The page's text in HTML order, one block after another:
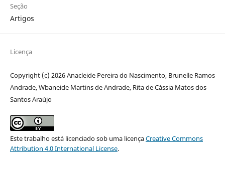
Seção
Artigos
Licença
Copyright (c) 2026 Anacleide Pereira do Nascimento, Brunelle Ramos
Andrade, Wbaneide Martins de Andrade, Rita de Cássia Matos dos
Santos Araújo
Este trabalho está licenciado sob uma licençaCreative Commons
Attribution 4.0 International License.